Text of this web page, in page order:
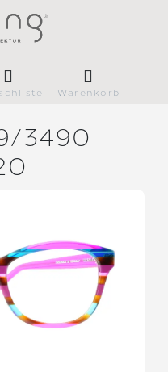
Warenkorb
3490